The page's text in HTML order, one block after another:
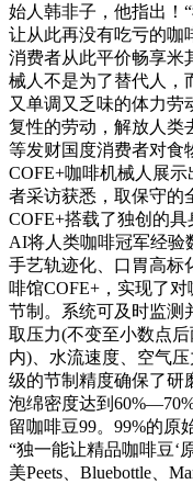
始人韩非子，他指出！
让从此再没有吃亏的咖
消费者从此平价畅享米
械人不是为了替代人，
又单调又乏味的体力劳
复性的劳动，解放人类
等发财国度消费者对食
COFE+咖啡机械人展
者采访获悉，取保守的
COFE+搭载了独创的具
AI将人类咖啡冠军经验
手艺轨迹化、口胃高标
啡馆COFE+，实现了
节制。系统可及时监测
取压力(不变至小数点
内)、水流速度、空气
级的节制精度确保了研
泡绵密度达到
留咖啡豆99。99%的原
“独一能让精品咖啡豆‘
美Peets、Bluebottle、